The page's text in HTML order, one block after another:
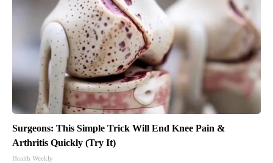
Surgeons: This Simple Trick Will End Knee Pain &
Arthritis Quickly (Try It)
Health Weekly